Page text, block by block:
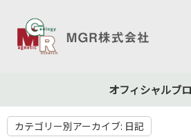
オフィシャルブ
カテゴリー別アーカイブ: 日記